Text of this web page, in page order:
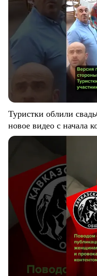
Туристки облили
новое видео с начала